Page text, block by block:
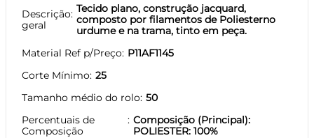
Descrição
geral
Tecido plano, construção jacquard,
composto por filamentos de Poliesterno
urdume e na trama, tinto em peça.
Material Ref p/Preço P11AF1145
Corte Mínimo 25
Tamanho médio do rolo 50
Percentuais de
Composição
Composição (Principal):
POLIESTER: 100%